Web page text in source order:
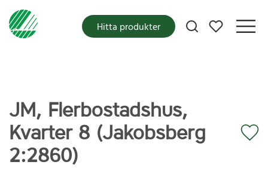
Mina favoriter
Hitta produkter
JM, Flerbostadshus,
Kvarter 8 (Jakobsberg
2:2860)